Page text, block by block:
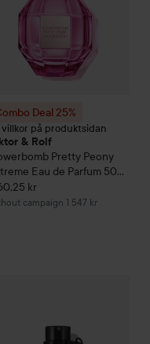
Deal 25%
villkor på produktsidan
& Rolf
Pretty Peony
Eau de Parfum 50
kr
campaign 1 547 kr